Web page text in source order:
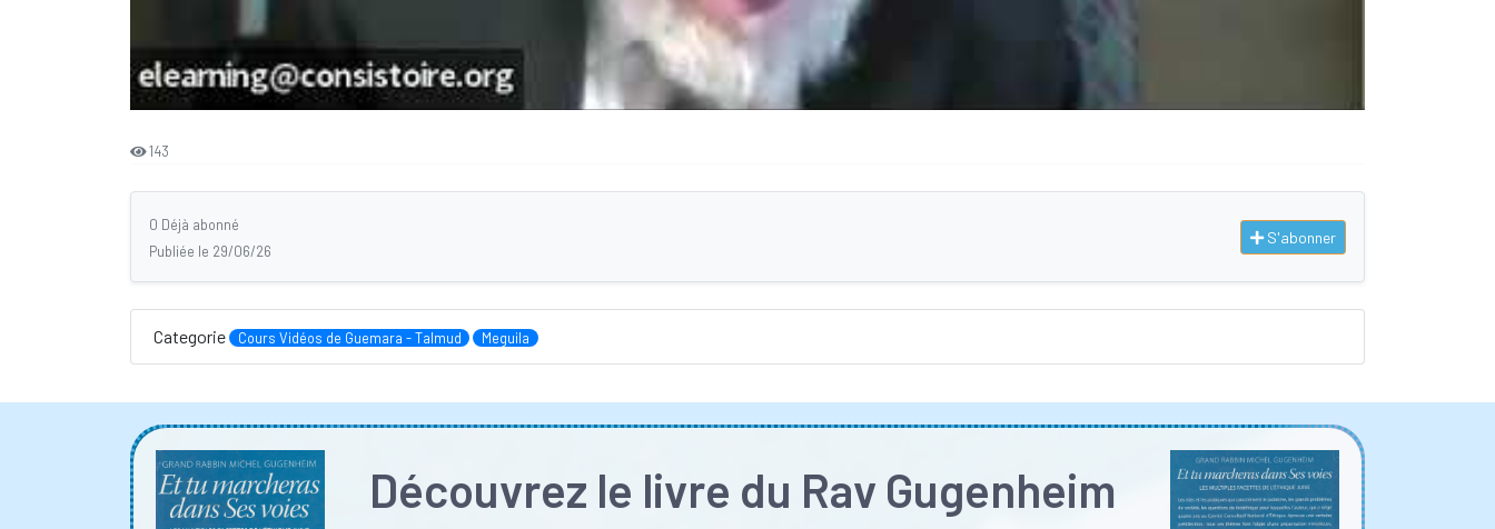
143
0 Déjà abonné
Publiée le 29/06/26
S'abonner
Categorie Cours Vidéos de Guemara - Talmud Meguila
Découvrez le livre du Rav Gugenheim